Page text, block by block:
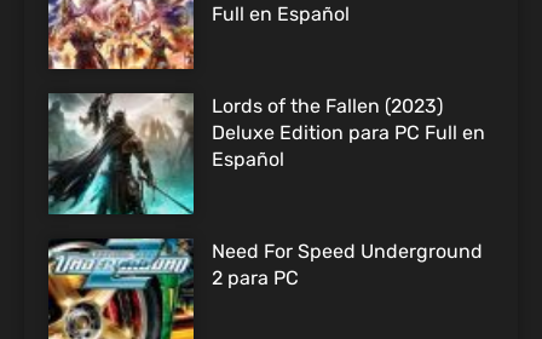
Full en Español
Lords of the Fallen (2023)
Deluxe Edition para PC Full en
Español
Need For Speed Underground
2 para PC